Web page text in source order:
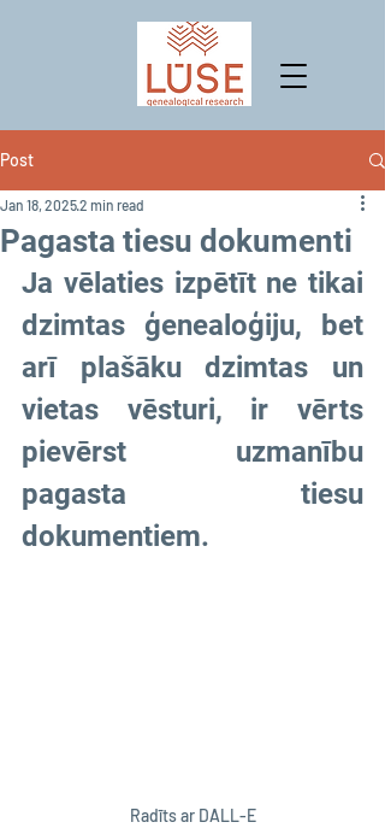
Post
Pagasta tiesu dokumenti
Jan 18, 20252 min read
Ja vēlaties izpētīt ne tikai
dzimtas ģenealoģiju, bet
arī plašāku dzimtas un
vietas vēsturi, ir vērts
pievērst uzmanību
pagasta tiesu
dokumentiem.
Radīts ar DALL-E